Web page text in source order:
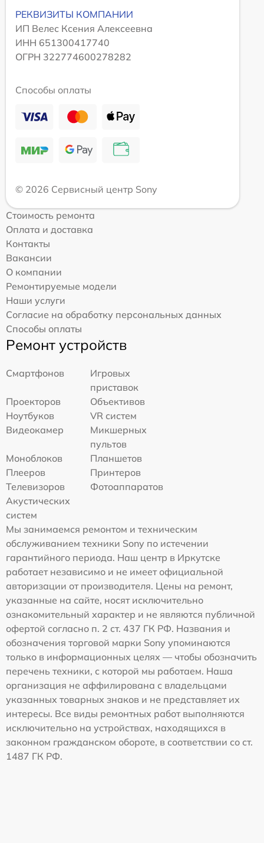
РЕКВИЗИТЫ КОМПАНИИ
ИП Велес Ксения Алексеевна
ИНН 651300417740
ОГРН 322774600278282
Способы оплаты
© 2026 Сервисный центр Sony
Стоимость ремонта
Оплата и доставка
Контакты
Вакансии
О компании
Ремонтируемые модели
Наши услуги
Согласие на обработку персональных данных
Способы оплаты
Ремонт устройств
Смартфонов
Игровых
приставок
Проекторов
Объективов
Ноутбуков
VR систем
Видеокамер
Микшерных
пультов
Моноблоков
Планшетов
Плееров
Принтеров
Телевизоров
Фотоаппаратов
Акустических
систем
Мы занимаемся ремонтом и техническим
обслуживанием техники Sony по истечении
гарантийного периода. Наш центр в Иркутске
работает независимо и не имеет официальной
авторизации от производителя. Цены на ремонт,
указанные на сайте, носят исключительно
ознакомительный характер и не являются публичной
офертой согласно п. 2 ст. 437 ГК РФ. Названия и
обозначения торговой марки Sony упоминаются
только в информационных целях — чтобы обозначить
перечень техники, с которой мы работаем. Наша
организация не аффилирована с владельцами
указанных товарных знаков и не представляет их
интересы. Все виды ремонтных работ выполняются
исключительно на устройствах, находящихся в
законном гражданском обороте, в соответствии со ст.
1487 ГК РФ.